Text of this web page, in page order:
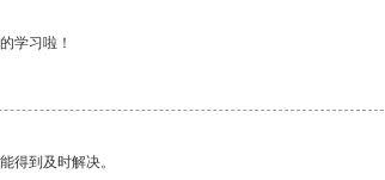
学习啦！
得到及时解决。